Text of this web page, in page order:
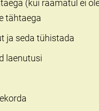
(kui raamatul ei
tähtaega
ja seda tühistada
laenutusi